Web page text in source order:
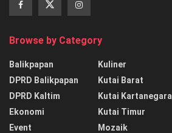
Browse by Category
Balikpapan
DPRD Balikpapan
DPRD Kaltim
Ekonomi
Event
Kuliner
Kutai Barat
Kutai Kartanegara
Kutai Timur
Mozaik